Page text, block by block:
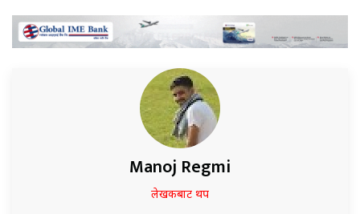
Manoj Regmi
लेखकबाट थप